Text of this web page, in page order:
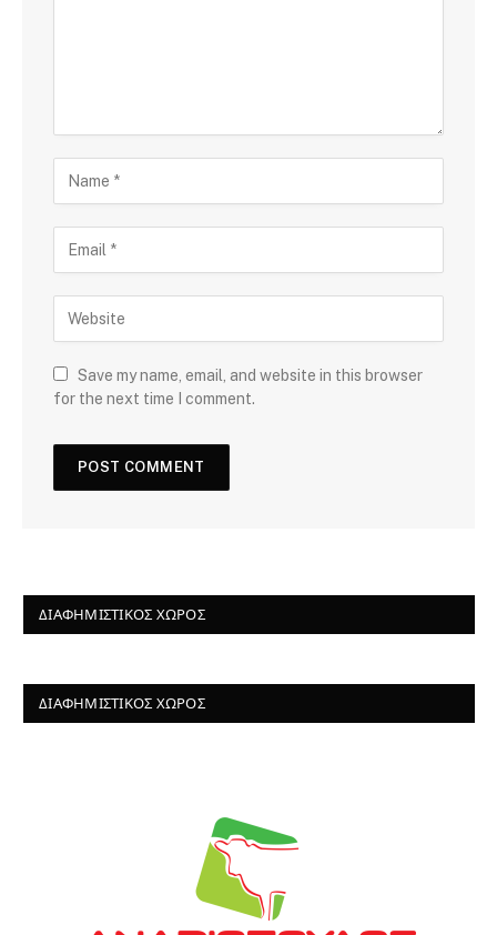
Save my name, email, and website in this browser
for the next time I comment.
ΔΙΑΦΗΜΙΣΤΙΚΌΣ ΧΏΡΟΣ
ΔΙΑΦΗΜΙΣΤΙΚΌΣ ΧΏΡΟΣ